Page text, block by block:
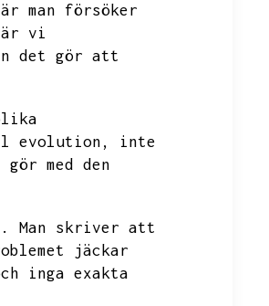
man försöker
är vi
det gör att
evolution,
inte
gör med den
Man skriver att
jäckar
inga exakta